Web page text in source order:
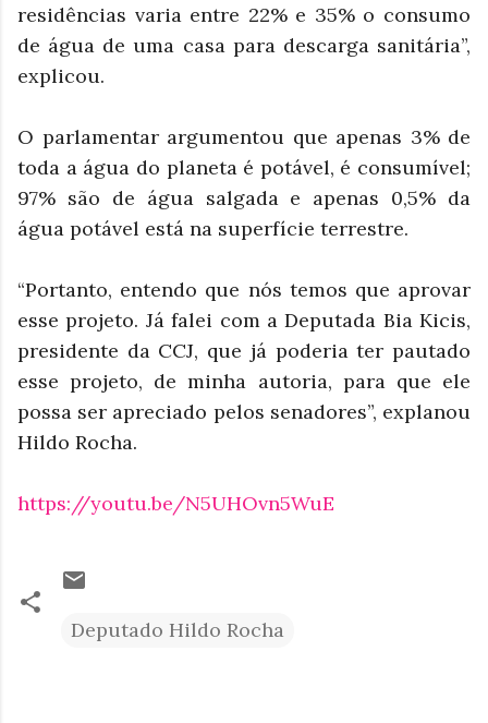
residências varia entre 22% e 35% o consumo
de água de uma casa para descarga sanitária”,
explicou.
O parlamentar argumentou que apenas 3% de
toda a água do planeta é potável, é consumível;
97% são de água salgada e apenas 0,5% da
água potável está na superfície terrestre.
“Portanto, entendo que nós temos que aprovar
esse projeto. Já falei com a Deputada Bia Kicis,
presidente da CCJ, que já poderia ter pautado
esse projeto, de minha autoria, para que ele
possa ser apreciado pelos senadores”, explanou
Hildo Rocha.
https://youtu.be/N5UHOvn5WuE
Deputado Hildo Rocha